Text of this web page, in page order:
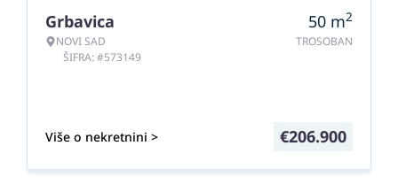
Grbavica
NOVI SAD
ŠIFRA: #573149
50 m2
TROSOBAN
Više o nekretnini > €206.900